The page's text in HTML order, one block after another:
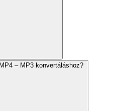
– MP3 konvertáláshoz?